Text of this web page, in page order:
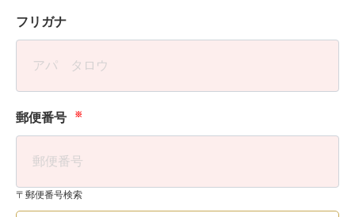
フリガナ
郵便番号 ※
〒郵便番号検索